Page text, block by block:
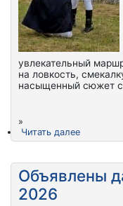
увлекательный
на ловкость,
насыщенный сюжет
»
Читать далее
Объявлены
2026